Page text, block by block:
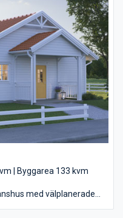
upp till fyra sovrum där alla
det stora
ni får ha för er själva – till
allrum. På matplatsen i
ostört, och den sköna
lätt att laga mat
med vännerna.
| Byggarea 133 kvm
med välplanerade